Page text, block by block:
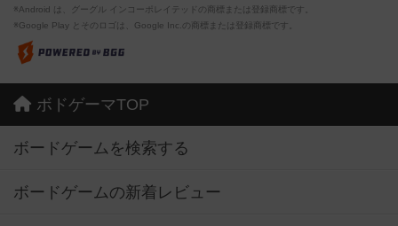
※Android は、グーグル インコーポレイテッドの商標または登録商標です。
※Google Play とそのロゴは、Google Inc.の商標または登録商標です。
ボドゲーマTOP
ボードゲームを検索する
ボードゲームの新着レビュー